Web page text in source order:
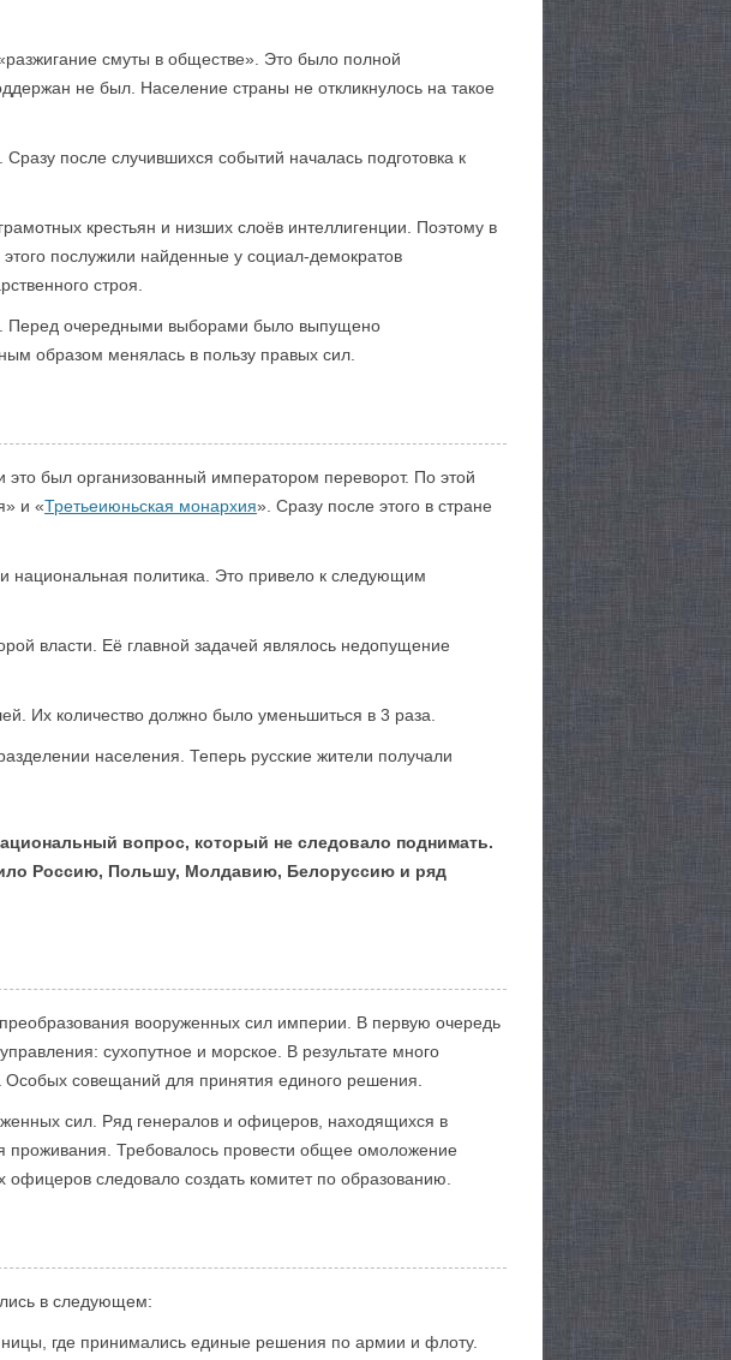
смуты в обществе». Это было полной
не был. Население страны не откликнулось на такое
после случившихся событий началась подготовка к
крестьян и низших слоёв интеллигенции. Поэтому в
послужили найденные у социал-демократов
строя.
Перед очередными выборами было выпущено
образом менялась в пользу правых сил.
это был организованный императором переворот. По этой
и «Третьеиюньская монархия». Сразу после этого в стране
национальная политика. Это привело к следующим
власти. Её главной задачей являлось недопущение
Их количество должно было уменьшиться в 3 раза.
населения. Теперь русские жители получали
вопрос, который не следовало поднимать.
Россию, Польшу, Молдавию, Белоруссию и ряд
вооруженных сил империи. В первую очередь
сухопутное и морское. В результате много
совещаний для принятия единого решения.
сил. Ряд генералов и офицеров, находящихся в
проживания. Требовалось провести общее омоложение
следовало создать комитет по образованию.
в следующем:
где принимались единые решения по армии и флоту.